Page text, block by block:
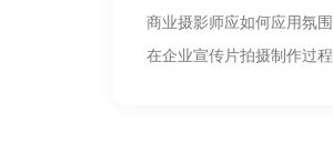
商业摄影师应如何应用氛
在企业宣传片拍摄制作过